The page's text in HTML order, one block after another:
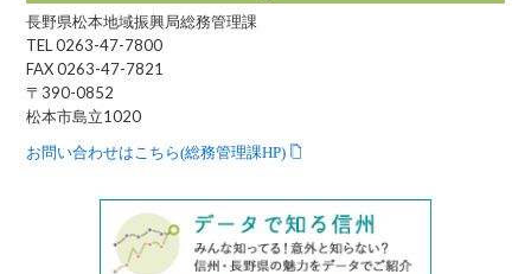
長野県松本地域振興局総務管理課
TEL 0263-47-7800
FAX 0263-47-7821
〒390-0852
松本市島立1020
お問い合わせはこちら(総務管理課HP)